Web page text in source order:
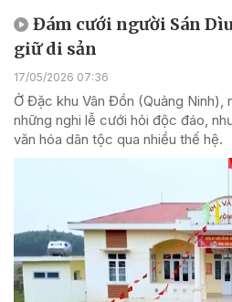
Đám cưới người Sán
giữ di sản
17/05/2026 07:36
Ở Đặc khu Vân Đồn (Quảng Ninh),
những nghi lễ cưới hỏi độc đáo,
văn hóa dân tộc qua nhiều thế hệ.